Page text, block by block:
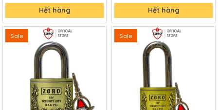
Hết hàng Hết hàng
Sale Sale